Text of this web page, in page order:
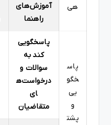
هی
آموزش‌های
راهنما
پاس
خگو
یی
و
پشت
پاسخگویی
کند به
سوالات و
درخواست‌ه
ای
متقاضیان